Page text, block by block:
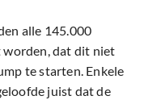
alle 145.000
worden, dat dit niet
te starten. Enkele
juist dat de